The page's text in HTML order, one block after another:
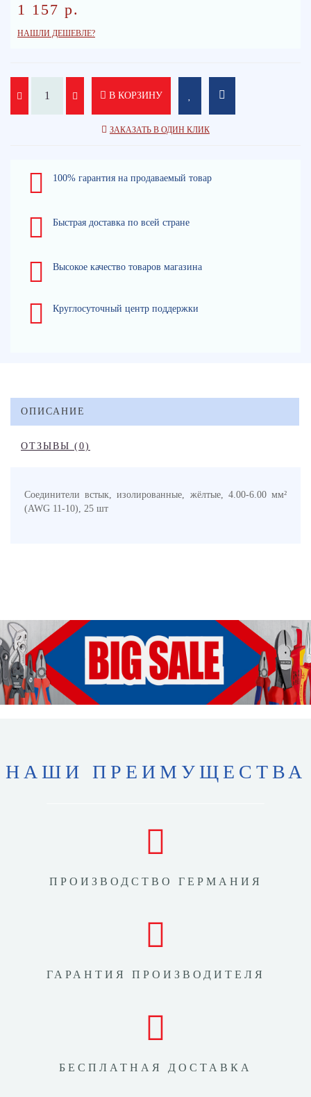
1 157 р.
НАШЛИ ДЕШЕВЛЕ?
В КОРЗИНУ
ЗАКАЗАТЬ В ОДИН КЛИК
100% гарантия на продаваемый товар
Быстрая доставка по всей стране
Высокое качество товаров магазина
Круглосуточный центр поддержки
ОПИСАНИЕ
ОТЗЫВЫ (0)
Соединители встык, изолированные, жёлтые, 4.00-6.00 мм²
(AWG 11-10), 25 шт
НАШИ ПРЕИМУЩЕСТВА
ПРОИЗВОДСТВО ГЕРМАНИЯ
ГАРАНТИЯ ПРОИЗВОДИТЕЛЯ
БЕСПЛАТНАЯ ДОСТАВКА